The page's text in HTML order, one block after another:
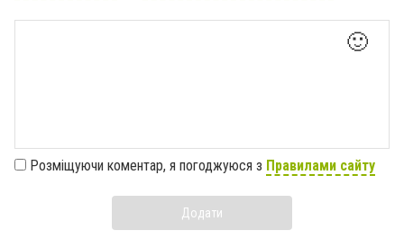
🙂
Розміщуючи коментар, я погоджуюся з Правилами сайту
Додати